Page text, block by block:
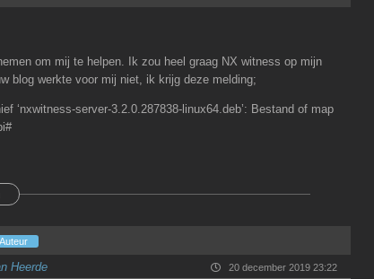
om mij te helpen. Ik zou heel graag NX witness op mijn
blog werkte voor mij niet, ik krijg deze melding;
‘nxwitness-server-3.2.0.287838-linux64.deb’: Bestand of map
Auteur
Heerde 20 december 2019 23:22